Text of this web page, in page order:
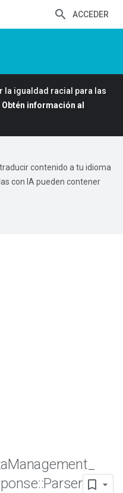
ACCEDER
la igualdad racial para las
Obtén información al
contenido a tu idioma
con IA pueden contener
Management
::Parser